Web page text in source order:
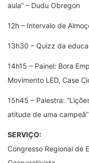
aula” – Dudu Obregon
12h – Intervalo de
13h30 – Quizz da
14h15 – Painel: Bora
Movimento LED, Case
15h45 – Palestra:
atitude de uma
SERVIÇO:
Congresso Regional de